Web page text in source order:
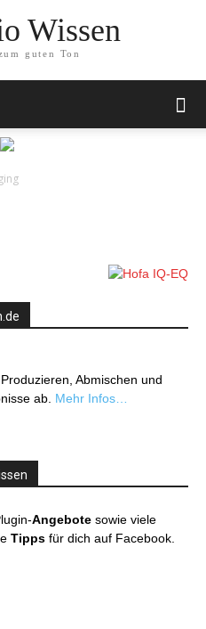
Wissen
guten Ton
Abmischen und
ab. Mehr Infos…
Angebote sowie viele
Tipps für dich auf Facebook.